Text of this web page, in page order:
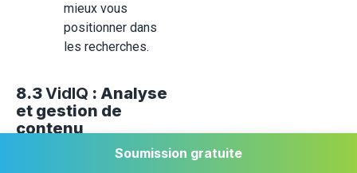
mieux vous
positionner dans
les recherches.
8.3VidIQ : Analyse
et gestion de
contenu
Soumission gratuite